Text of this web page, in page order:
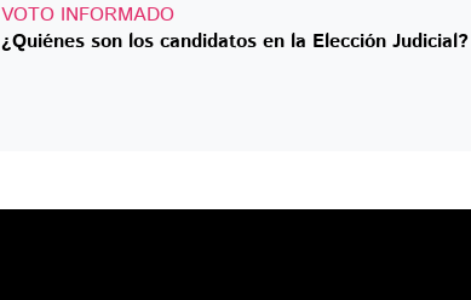
VOTO INFORMADO
¿Quiénes son los candidatos en la Elección